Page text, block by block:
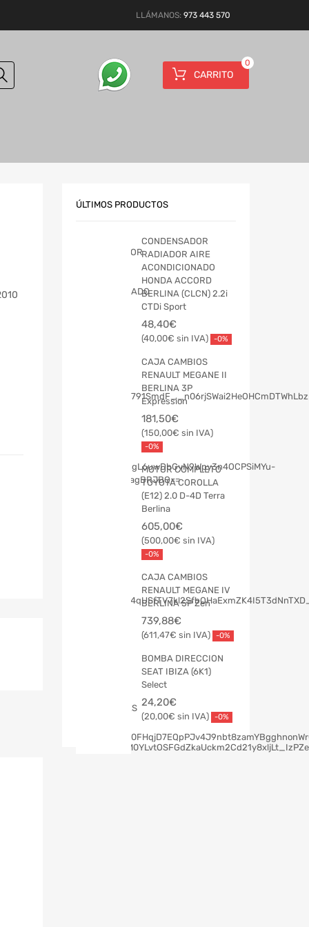
LLÁMANOS: 973 443 570
CARRITO
0
ÚLTIMOS PRODUCTOS
CONDENSADOR
RADIADOR AIRE
ACONDICIONADO
HONDA ACCORD
BERLINA (CLCN) 2.2i
CTDi Sport
48,40€
40,00€ -0%
CAJA CAMBIOS
RENAULT MEGANE II
BERLINA 3P
Expression
181,50€
150,00€
-0%
MOTOR COMPLETO
TOYOTA COROLLA
(E12) 2.0 D-4D Terra
Berlina
605,00€
500,00€
-0%
CAJA CAMBIOS
RENAULT MEGANE IV
BERLINA 5P Zen
739,88€
611,47€ -0%
BOMBA DIRECCION
SEAT IBIZA (6K1)
Select
24,20€
20,00€ -0%